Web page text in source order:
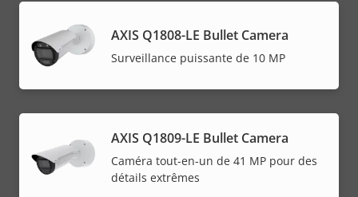
AXIS Q1808-LE Bullet Camera
Surveillance puissante de 10 MP
AXIS Q1809-LE Bullet Camera
Caméra tout-en-un de 41 MP pour des
détails extrêmes